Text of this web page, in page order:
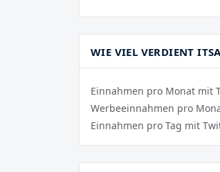
WIE VIEL VERDIENT
Einnahmen pro Monat mit
Werbeeinnahmen pro
Einnahmen pro Tag mit